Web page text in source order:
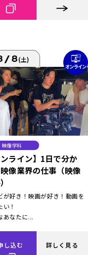
8(土)
映像学科
ンライン】1日で分か
像業界の仕事（映像
が好き！映画が好き！動画を
い！
あなたに...
し込む 詳しく見る